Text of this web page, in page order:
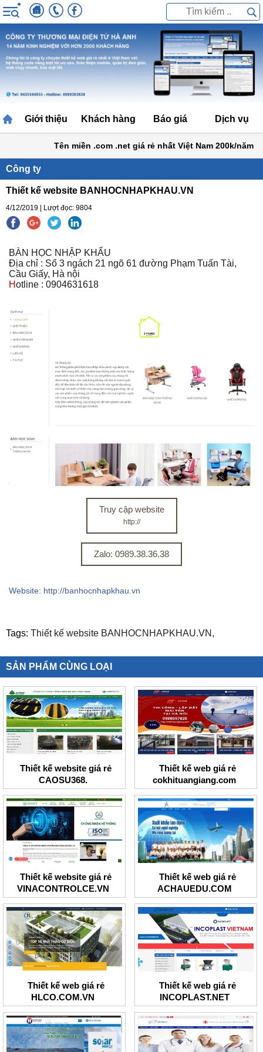
Giới thiệu Khách hàng Báo giá Dịch vụ
Tên miền .com .net giá rẻ nhất Việt Nam 200k/năm
Công ty
Thiết kế website BANHOCNHAPKHAU.VN
4/12/2019 | Lượt đọc: 9804
BÀN HỌC NHẬP KHẨU
Địa chỉ : Số 3 ngách 21 ngõ 61 đường Phạm Tuấn Tài,
Cầu Giấy, Hà nội
Hotline : 0904631618
Truy cập website
http://
Zalo: 0989.38.36.38
Website: http://banhocnhapkhau.vn
Tags: Thiết kế website BANHOCNHAPKHAU.VN,
SẢN PHẨM CÙNG LOẠI
Thiết kế website giá rẻ
CAOSU368.
Thiết kế web giá rẻ
cokhituangiang.com
Thiết kế website giá rẻ
VINACONTROLCE.VN
Thiết kế web giá rẻ
ACHAUEDU.COM
Thiết kế web giá rẻ
HLCO.COM.VN
Thiết kế web giá rẻ
INCOPLAST.NET